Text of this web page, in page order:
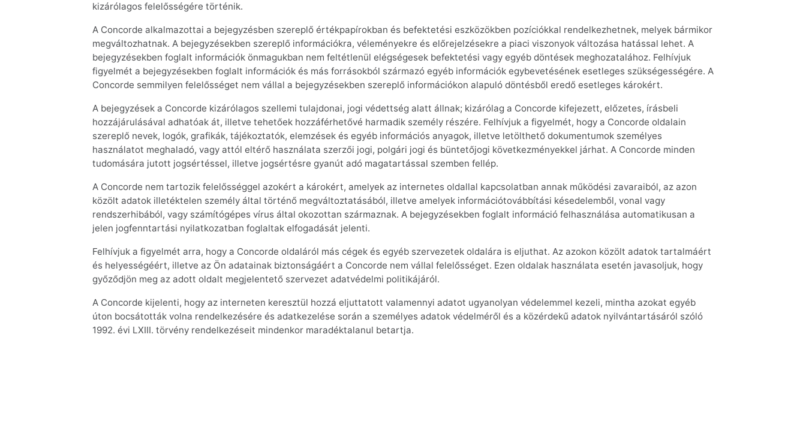
kizárólagos felelősségére történik.
A Concorde alkalmazottai a bejegyzésben szereplő értékpapírokban és befektetési eszközökben pozíciókkal rendelkezhetnek, melyek bármikor
megváltozhatnak. A bejegyzésekben szereplő információkra, véleményekre és előrejelzésekre a piaci viszonyok változása hatással lehet. A
bejegyzésekben foglalt információk önmagukban nem feltétlenül elégségesek befektetési vagy egyéb döntések meghozatalához. Felhívjuk
figyelmét a bejegyzésekben foglalt információk és más forrásokból származó egyéb információk egybevetésének esetleges szükségességére. A
Concorde semmilyen felelősséget nem vállal a bejegyzésekben szereplő információkon alapuló döntésből eredő esetleges károkért.
A bejegyzések a Concorde kizárólagos szellemi tulajdonai, jogi védettség alatt állnak; kizárólag a Concorde kifejezett, előzetes, írásbeli
hozzájárulásával adhatóak át, illetve tehetőek hozzáférhetővé harmadik személy részére. Felhívjuk a figyelmét, hogy a Concorde oldalain
szereplő nevek, logók, grafikák, tájékoztatók, elemzések és egyéb információs anyagok, illetve letölthető dokumentumok személyes
használatot meghaladó, vagy attól eltérő használata szerzői jogi, polgári jogi és büntetőjogi következményekkel járhat. A Concorde minden
tudomására jutott jogsértéssel, illetve jogsértésre gyanút adó magatartással szemben fellép.
A Concorde nem tartozik felelősséggel azokért a károkért, amelyek az internetes oldallal kapcsolatban annak működési zavaraiból, az azon
közölt adatok illetéktelen személy által történő megváltoztatásából, illetve amelyek információtovábbítási késedelemből, vonal vagy
rendszerhibából, vagy számítógépes vírus által okozottan származnak. A bejegyzésekben foglalt információ felhasználása automatikusan a
jelen jogfenntartási nyilatkozatban foglaltak elfogadását jelenti.
Felhívjuk a figyelmét arra, hogy a Concorde oldaláról más cégek és egyéb szervezetek oldalára is eljuthat. Az azokon közölt adatok tartalmáért
és helyességéért, illetve az Ön adatainak biztonságáért a Concorde nem vállal felelősséget. Ezen oldalak használata esetén javasoljuk, hogy
győződjön meg az adott oldalt megjelentető szervezet adatvédelmi politikájáról.
A Concorde kijelenti, hogy az interneten keresztül hozzá eljuttatott valamennyi adatot ugyanolyan védelemmel kezeli, mintha azokat egyéb
úton bocsátották volna rendelkezésére és adatkezelése során a személyes adatok védelméről és a közérdekű adatok nyilvántartásáról szóló
1992. évi LXIII. törvény rendelkezéseit mindenkor maradéktalanul betartja.